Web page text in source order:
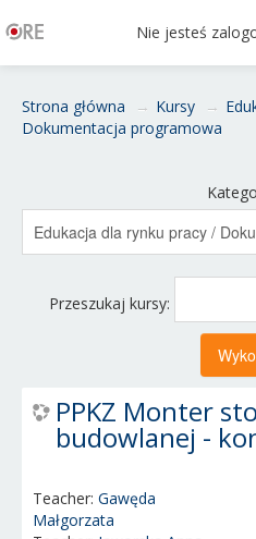
Nie jesteś
Strona główna → Kursy →
Dokumentacja programowa
Przeszukaj kursy:
PPKZ Monter
budowlanej -
Teacher: Gawęda
Małgorzata